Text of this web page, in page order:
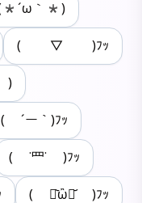
｀*)
( ￣▽￣ )ﾌｯ
)
( ´ー｀)ﾌｯ
( ˙罒˙ )ﾌｯ
( ･᷅ὢ･᷄ )ﾌｯ